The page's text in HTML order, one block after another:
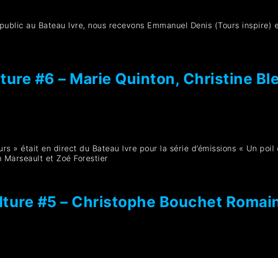
au Bateau Ivre, nous recevons Emmanuel Denis (Tours inspire)
#6 – Marie Quinton, Christine
» était en direct du Bateau Ivre pour la série d’émissions « Un poil
Marseault et Zoé Forestier
#5 – Christophe Bouchet